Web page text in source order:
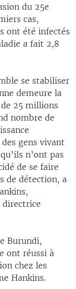
du 25e
cas,
ont été infectés
a fait 2,8
se stabiliser
demeure la
25 millions
nombre de
gens vivant
n’ont pas
de se faire
de détection, a
directrice
Burundi,
ont réussi à
chez les
Hankins.